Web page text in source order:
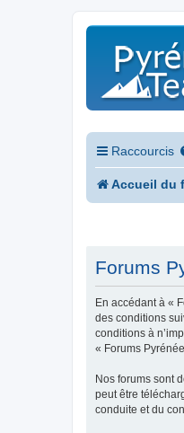
Raccourcis
Accueil du
Forums
En accédant à «
des conditions
conditions à
« Forums
Nos forums sont
peut être
conduite et du